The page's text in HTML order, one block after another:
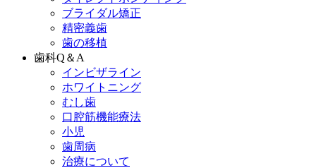
ブライダル矯正
精密義歯
歯の移植
歯科Q＆A
インビザライン
ホワイトニング
むし歯
口腔筋機能療法
小児
歯周病
治療について